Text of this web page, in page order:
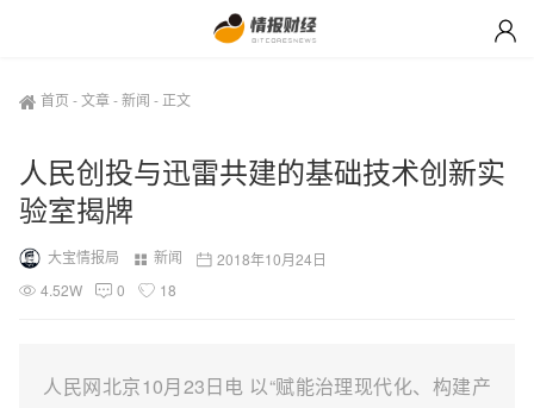
首页 -文章-新闻 - 正文
人民创投与迅雷共建的基础技术创新实
验室揭牌
大宝情报局 新闻
2018年10月24日
4.52W
0 18
人民网北京10月23日电 以“赋能治理现代化、构建产